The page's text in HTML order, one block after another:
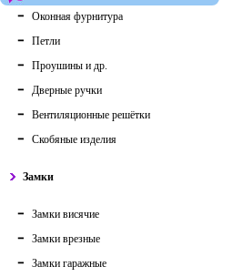
Оконная фурнитура
Петли
Проушины и др.
Дверные ручки
Вентиляционные решётки
Скобяные изделия
Замки
Замки висячие
Замки врезные
Замки гаражные